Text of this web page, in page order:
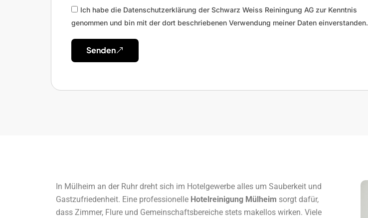
Ich habe die Datenschutzerklärung der Schwarz Weiss Reiningung AG zur Kenntnis
genommen und bin mit der dort beschriebenen Verwendung meiner Daten einverstanden.
Senden
In Mülheim an der Ruhr dreht sich im Hotelgewerbe alles um Sauberkeit und
Gastzufriedenheit. Eine professionelle Hotelreinigung Mülheim sorgt dafür,
dass Zimmer, Flure und Gemeinschaftsbereiche stets makellos wirken. Viele